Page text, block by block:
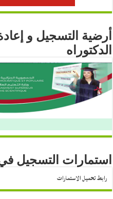
أرضية التسجيل و
الدكتوراه
استمارات التسجيل
رابط تحميل الاستمارات